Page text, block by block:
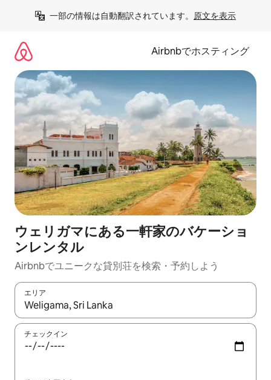
一部の情報は自動翻訳されています。 原文を表示
Airbnbでホスティング
ウェリガマにある一軒家のバケーショ
ンレンタル
Airbnbでユニークな貸別荘を検索・予約しよう
エリア
検索結果が表示されたら、上下の矢印キーを使って移動するか
チェックイン